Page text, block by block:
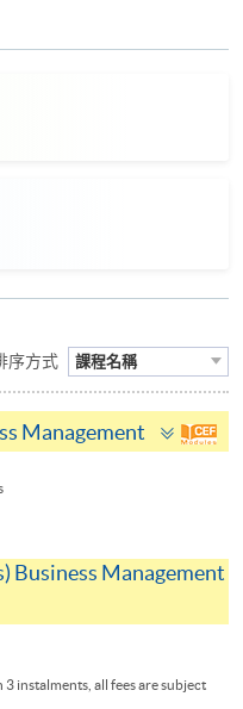
序方式 課程名稱
Management
Toggle
panel
Business Management
instalments, all fees are subject